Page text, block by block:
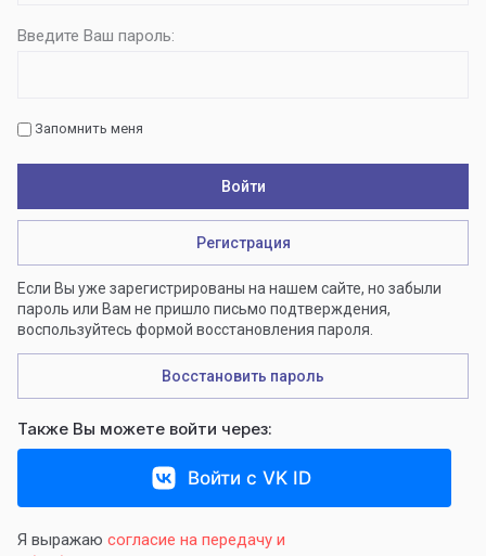
Введите Ваш пароль:
Запомнить меня
Войти
Регистрация
Если Вы уже зарегистрированы на нашем сайте, но забыли
пароль или Вам не пришло письмо подтверждения,
воспользуйтесь формой восстановления пароля.
Восстановить пароль
Также Вы можете войти через:
Войти с VK ID
Я выражаю согласие на передачу и